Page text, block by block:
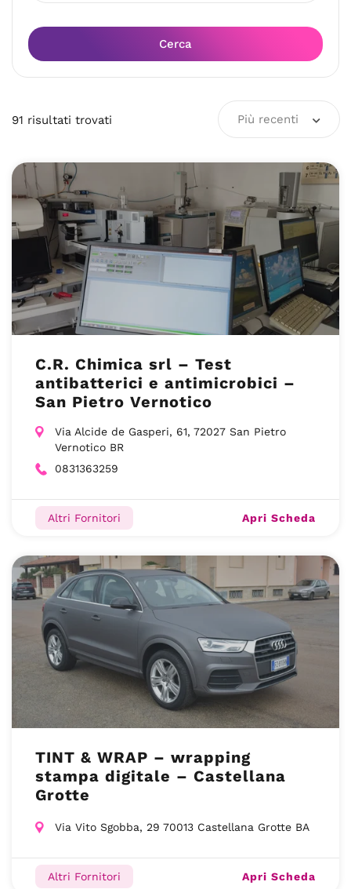
Cerca
91 risultati trovati Più recenti
C.R. Chimica srl – Test
antibatterici e antimicrobici –
San Pietro Vernotico
Via Alcide de Gasperi, 61, 72027 San Pietro
Vernotico BR
0831363259
Altri Fornitori Apri Scheda
TINT & WRAP – wrapping
stampa digitale – Castellana
Grotte
Via Vito Sgobba, 29 70013 Castellana Grotte BA
Altri Fornitori Apri Scheda